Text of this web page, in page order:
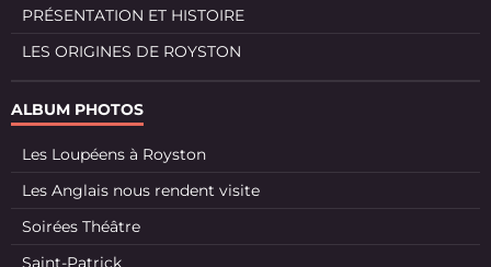
PRÉSENTATION ET HISTOIRE
LES ORIGINES DE ROYSTON
ALBUM PHOTOS
Les Loupéens à Royston
Les Anglais nous rendent visite
Soirées Théâtre
Saint-Patrick